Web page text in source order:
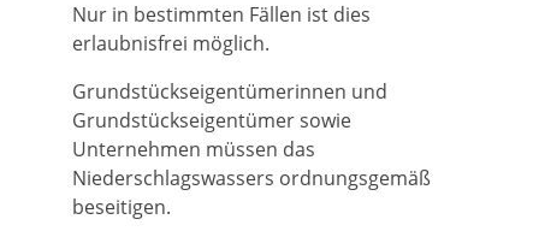
Nur in bestimmten Fällen ist dies
erlaubnisfrei möglich.
Grundstückseigentümerinnen und
Grundstückseigentümer sowie
Unternehmen müssen das
Niederschlagswassers ordnungsgemäß
beseitigen.